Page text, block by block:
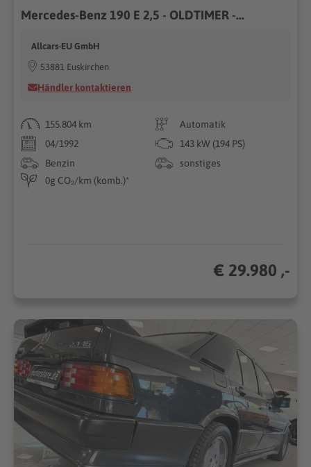
Mercedes-Benz 190 E 2,5 - OLDTIMER -...
Allcars-EU GmbH
53881 Euskirchen
Händler kontaktieren
155.804 km
Automatik
04/1992
143 kW (194 PS)
Benzin
sonstiges
0g CO₂/km (komb.)*
€ 29.980 ,-